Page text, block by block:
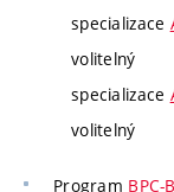
specializace
volitelný
specializace
volitelný
Program BPC-